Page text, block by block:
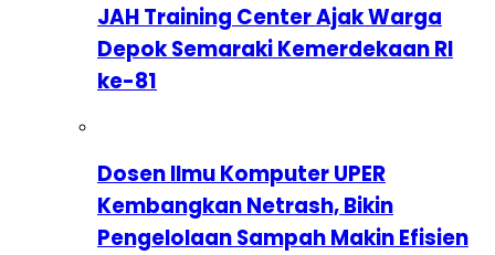
JAH Training Center Ajak Warga
Depok Semaraki Kemerdekaan RI
ke-81
Dosen Ilmu Komputer UPER
Kembangkan Netrash, Bikin
Pengelolaan Sampah Makin Efisien